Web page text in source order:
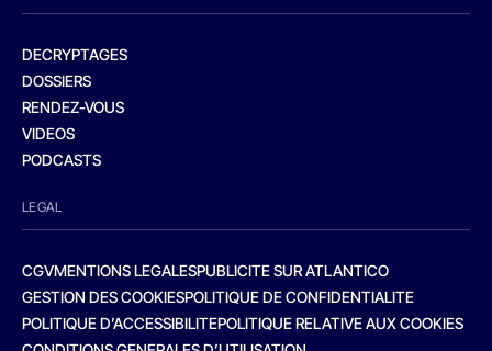
DECRYPTAGES
DOSSIERS
RENDEZ-VOUS
VIDEOS
PODCASTS
LEGAL
CGVMENTIONS LEGALESPUBLICITE SUR ATLANTICO
GESTION DES COOKIESPOLITIQUE DE CONFIDENTIALITE
POLITIQUE D’ACCESSIBILITEPOLITIQUE RELATIVE AUX COOKIES